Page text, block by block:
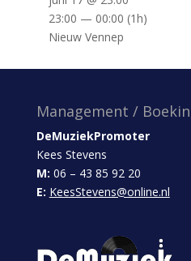
23:00 — 00:00 (1h)
Nieuw Vennep
Management /
DeMuziekPromoter
Kees Stevens
M: 06 – 43 85 92 20
E: KeesStevens@online.nl